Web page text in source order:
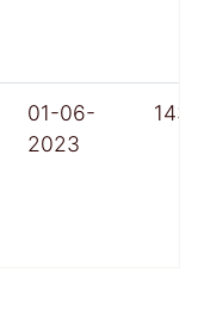
01-06-
2023